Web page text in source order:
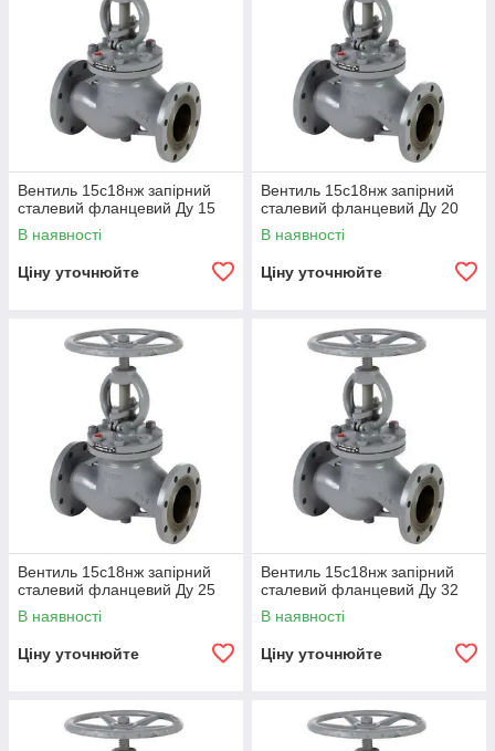
Вентиль 15с18нж запірний
сталевий фланцевий Ду 15
В наявності
Ціну уточнюйте
Вентиль 15с18нж запірний
сталевий фланцевий Ду 20
В наявності
Ціну уточнюйте
Вентиль 15с18нж запірний
сталевий фланцевий Ду 25
В наявності
Ціну уточнюйте
Вентиль 15с18нж запірний
сталевий фланцевий Ду 32
В наявності
Ціну уточнюйте